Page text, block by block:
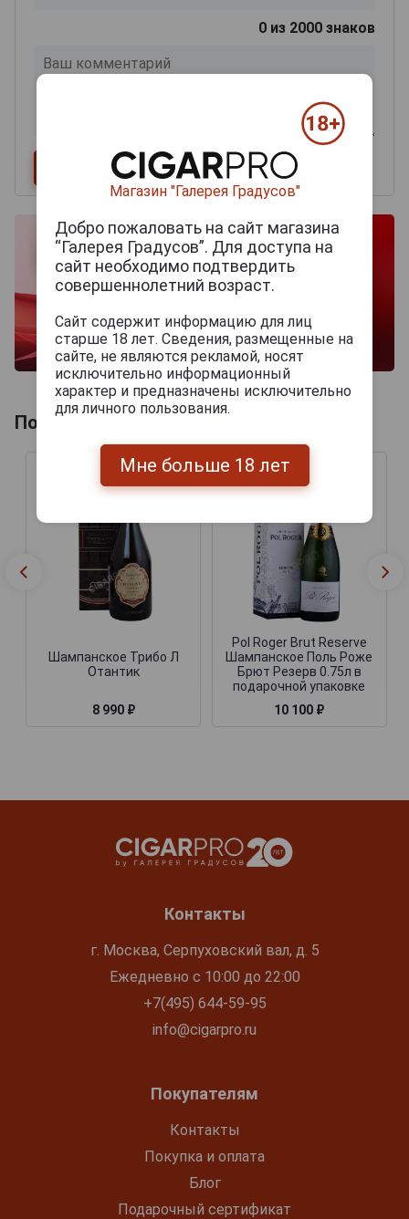
0 из 2000 знаков
Похожие Шампанские
Шампанское Трибо Л
Отантик
8 990 ₽
Pol Roger Brut Reserve
Шампанское Поль Роже
Брют Резерв 0.75л в
подарочной упаковке
10 100 ₽
Контакты
г. Москва, Серпуховский вал, д. 5
Ежедневно с 10:00 до 22:00
+7(495) 644-59-95
info@cigarpro.ru
Покупателям
Контакты
Покупка и оплата
Блог
Подарочный сертификат
Магазин "Галерея Градусов"
Добро пожаловать на сайт магазина
“Галерея Градусов”. Для доступа на
сайт необходимо подтвердить
совершеннолетний возраст.
Сайт содержит информацию для лиц
старше 18 лет. Сведения, размещенные на
сайте, не являются рекламой, носят
исключительно информационный
характер и предназначены исключительно
для личного пользования.
Мне больше 18 лет